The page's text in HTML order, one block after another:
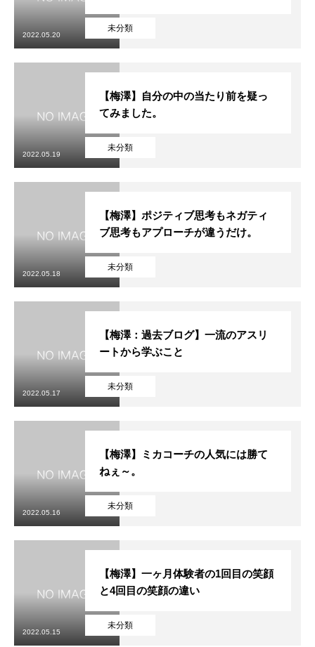
未分類
2022.05.20
未分類
【梅澤】自分の中の当たり前を疑っ
てみました。
2022.05.19
未分類
【梅澤】ポジティブ思考もネガティ
ブ思考もアプローチが違うだけ。
2022.05.18
未分類
【梅澤：過去ブログ】一流のアスリ
ートから学ぶこと
2022.05.17
未分類
【梅澤】ミカコーチの人気には勝て
ねぇ～。
2022.05.16
未分類
【梅澤】一ヶ月体験者の1回目の笑顔
と4回目の笑顔の違い
2022.05.15